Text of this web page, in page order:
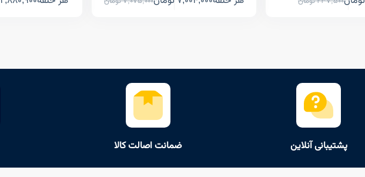
پشتیبانی آنلاین ضمانت اصالت کالا